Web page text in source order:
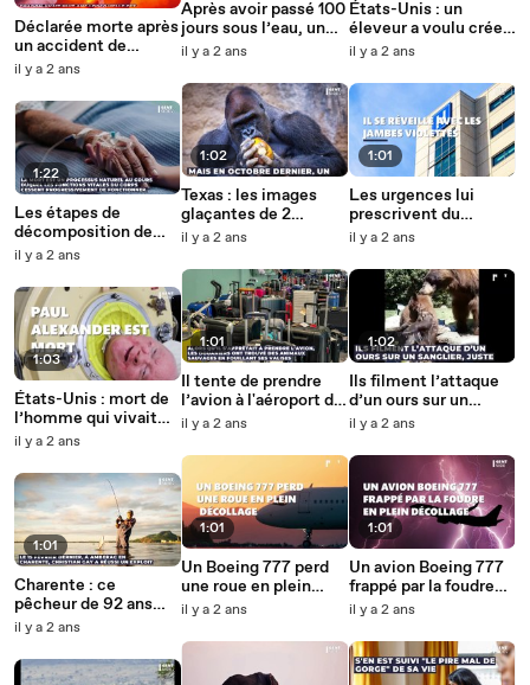
Déclarée morte après
un accident de
voiture, elle "revient
sensation de déjà-vu
il y a 2 ans
1:22
Les étapes de
décomposition de
notre corps après
il y a 2 ans
1:03
États-Unis : mort de
l’homme qui vivait
dans un "poumon de
cause de la polio
il y a 2 ans
1:01
Charente : ce
pêcheur de 92 ans
parvient à sortir de
de 1,82 m
il y a 2 ans
Après avoir passé 100
jours sous l’eau, un
ex-officier de la
affirme que son corps
a rajeuni de 20 ans
il y a 2 ans
1:02
Texas : les images
glaçantes de 2
gardiennes de zoo
l’enclos d’un gorille
il y a 2 ans
1:01
Il tente de prendre
l’avion à l'aéroport de
Bangkok avec
sauvages dans ses
qu’il se passe
il y a 2 ans
1:01
Un Boeing 777 perd
une roue en plein
décollage et atterri
images surprenantes
il y a 2 ans
États-Unis : un
éleveur a voulu créer
une espèce de
il y a 2 ans
1:01
Les urgences lui
prescrivent du
Doliprane, il se
avec les jambes
violettes
il y a 2 ans
1:02
Ils filment l’attaque
d’un ours sur un
sanglier, juste à côté
il y a 2 ans
1:01
Un avion Boeing 777
frappé par la foudre
en plein décollage, un
il y a 2 ans